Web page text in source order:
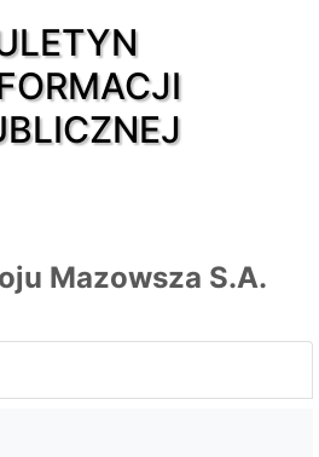
Mazowsza S.A.